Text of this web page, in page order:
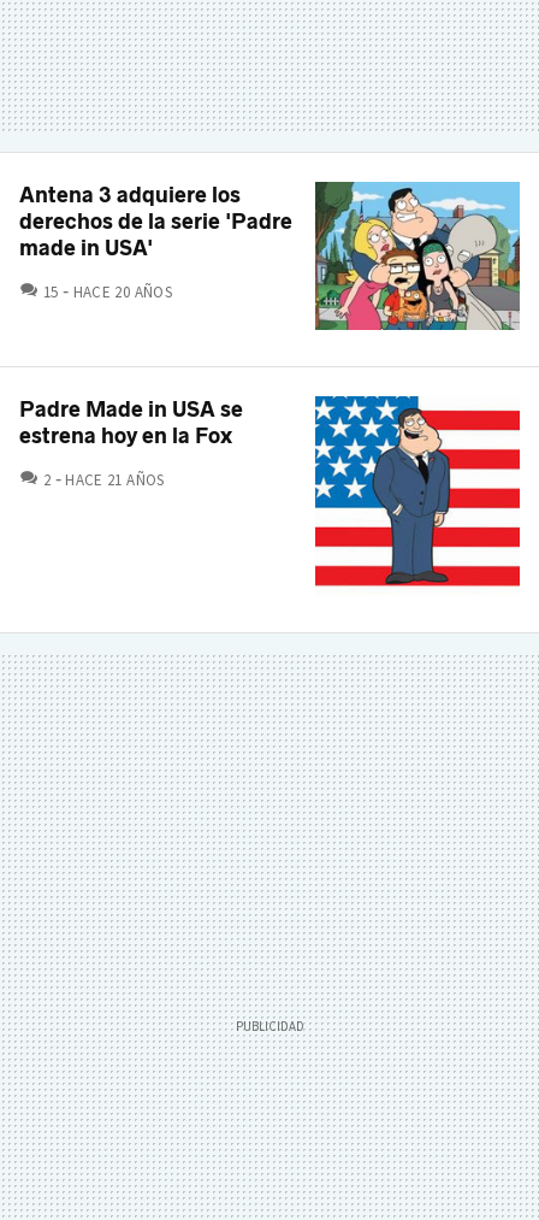
Antena 3 adquiere los
derechos de la serie 'Padre
made in USA'
15 COMENTARIOS
HACE 20 AÑOS
Padre Made in USA se
estrena hoy en la Fox
2 COMENTARIOS
HACE 21 AÑOS